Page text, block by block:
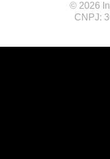
© 2026
CNPJ: